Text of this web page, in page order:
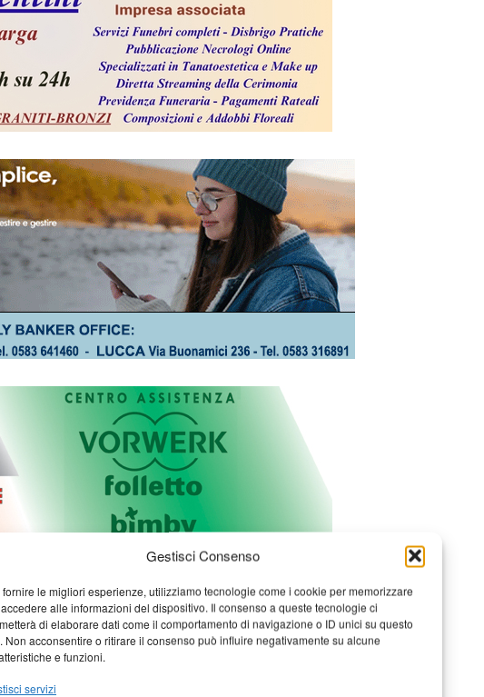
Gestisci Consenso
fornire le migliori esperienze, utilizziamo tecnologie come i cookie per memorizzare
alle informazioni del dispositivo. Il consenso a queste tecnologie ci
di elaborare dati come il comportamento di navigazione o ID unici su questo
Non acconsentire o ritirare il consenso può influire negativamente su alcune
e funzioni.
servizi